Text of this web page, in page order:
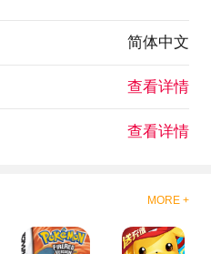
简体中文
查看详情
查看详情
MORE +